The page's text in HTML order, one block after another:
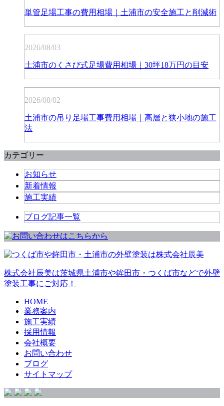
単管足場工事の費用相場｜土浦市の安全施工と削減術
2026/08/03
土浦市のくさび式足場費用相場｜30坪18万円の目安
2026/08/02
土浦市の吊り足場工事費用相場｜高層と狭小地の施工
法
カテゴリー
お知らせ
新着情報
施工実績
ブログ記事一覧
株式会社辰美は茨城県土浦市や鉾田市・つくば市などで外壁
塗装工事にご対応！
HOME
業務案内
施工実績
採用情報
会社概要
お問い合わせ
ブログ
サイトマップ